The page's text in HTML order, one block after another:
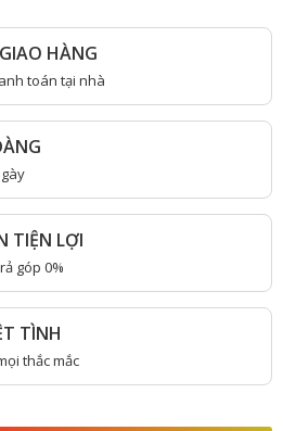
HÀNG
toán tại nhà
TIỆN LỢI
góp 0%
TÌNH
thắc mắc